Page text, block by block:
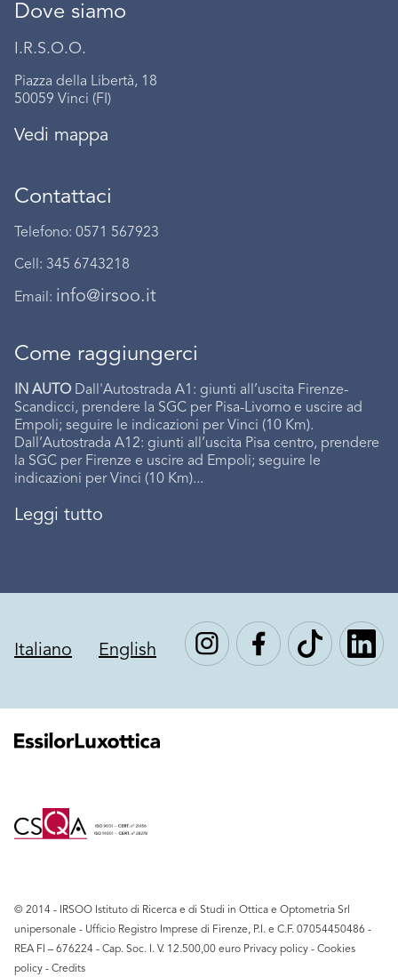
Dove siamo
I.R.S.O.O.
Piazza della Libertà, 18
50059 Vinci (FI)
Vedi mappa
Contattaci
Telefono: 0571 567923
Cell: 345 6743218
Email: info@irsoo.it
Come raggiungerci
IN AUTODall'Autostrada A1: giunti all’uscita Firenze-
Scandicci, prendere la SGC per Pisa-Livorno e uscire ad
Empoli; seguire le indicazioni per Vinci (10 Km).
Dall’Autostrada A12: giunti all’uscita Pisa centro, prendere
la SGC per Firenze e uscire ad Empoli; seguire le
indicazioni per Vinci (10 Km)...
Leggi tutto
Italiano English
© 2014 - IRSOO Istituto di Ricerca e di Studi in Ottica e Optometria Srl
unipersonale - Ufficio Registro Imprese di Firenze, P.I. e C.F. ‍07054450486 -
REA FI – 676224 - Cap. Soc. I. V. 12.500,00 euro Privacy policy - Cookies
policy - Credits